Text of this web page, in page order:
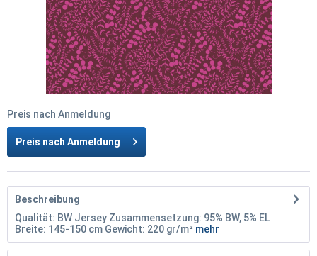
Preis nach Anmeldung
Preis nach Anmeldung
Beschreibung
Qualität: BW Jersey Zusammensetzung: 95% BW, 5% EL
Breite: 145-150 cm Gewicht: 220 gr/m² mehr